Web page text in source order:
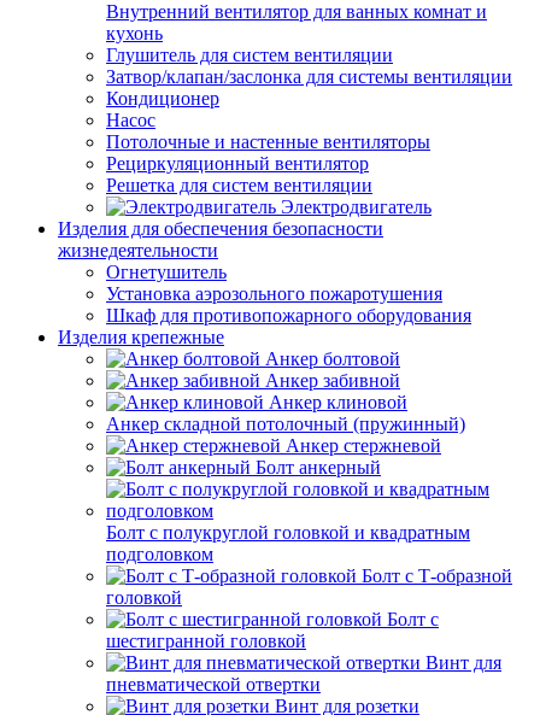
Внутренний вентилятор для ванных комнат и
кухонь
Глушитель для систем вентиляции
Затвор/клапан/заслонка для системы вентиляции
Кондиционер
Насос
Потолочные и настенные вентиляторы
Рециркуляционный вентилятор
Решетка для систем вентиляции
Электродвигатель
Изделия для обеспечения безопасности
жизнедеятельности
Огнетушитель
Установка аэрозольного пожаротушения
Шкаф для противопожарного оборудования
Изделия крепежные
Анкер болтовой
Анкер забивной
Анкер клиновой
Анкер складной потолочный (пружинный)
Анкер стержневой
Болт анкерный
Болт с полукруглой головкой и квадратным
подголовком
Болт с Т-образной
головкой
Болт с
шестигранной головкой
Винт для
пневматической отвертки
Винт для розетки